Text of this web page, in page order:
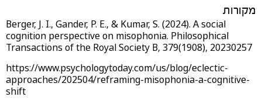
מקורות
Berger, J. I., Gander, P. E., & Kumar, S. (2024). A social
cognition perspective on misophonia. Philosophical
Transactions of the Royal Society B, 379(1908), 20230257
https://www.psychologytoday.com/us/blog/eclectic-
approaches/202504/reframing-misophonia-a-cognitive-
shift